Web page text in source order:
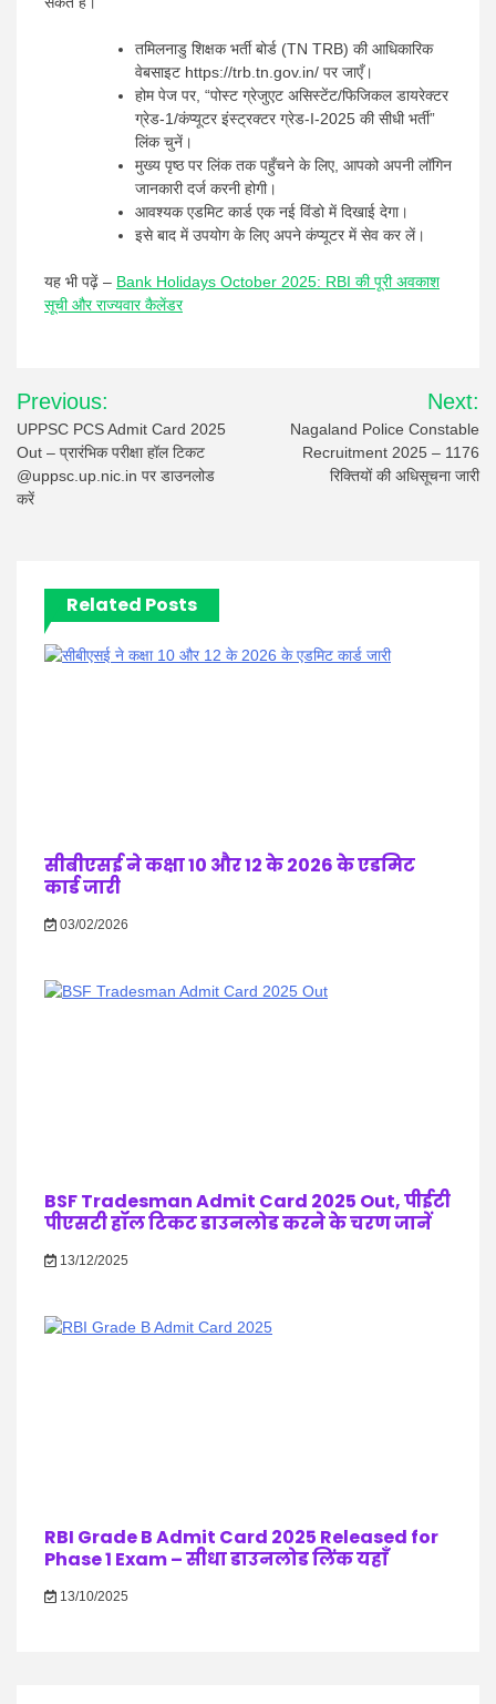
तमिलनाडु शिक्षक भर्ती बोर्ड (TN TRB) की आधिकारिक
वेबसाइट https://trb.tn.gov.in/ पर जाएँ।
होम पेज पर, “पोस्ट ग्रेजुएट असिस्टेंट/फिजिकल डायरेक्टर
ग्रेड-1/कंप्यूटर इंस्ट्रक्टर ग्रेड-I-2025 की सीधी भर्ती”
लिंक चुनें।
मुख्य पृष्ठ पर लिंक तक पहुँचने के लिए, आपको अपनी लॉगिन
जानकारी दर्ज करनी होगी।
आवश्यक एडमिट कार्ड एक नई विंडो में दिखाई देगा।
इसे बाद में उपयोग के लिए अपने कंप्यूटर में सेव कर लें।
यह भी पढ़ें – Bank Holidays October 2025: RBI की पूरी अवकाश
सूची और राज्यवार कैलेंडर
Post
navigation
Previous:
UPPSC PCS Admit Card 2025
Out – प्रारंभिक परीक्षा हॉल टिकट
@uppsc.up.nic.in पर डाउनलोड
करें
Next:
Nagaland Police Constable
Recruitment 2025 – 1176
रिक्तियों की अधिसूचना जारी
Related Posts
सीबीएसई ने कक्षा 10 और 12 के 2026 के एडमिट
कार्ड जारी
03/02/2026
BSF Tradesman Admit Card 2025 Out, पीईटी
पीएसटी हॉल टिकट डाउनलोड करने के चरण जानें
13/12/2025
RBI Grade B Admit Card 2025 Released for
Phase 1 Exam – सीधा डाउनलोड लिंक यहाँ
13/10/2025